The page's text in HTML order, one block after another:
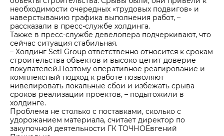
необходимости очередных «трудовых подвигов» и
наверстыванию графика выполнения работ, –
рассказали в пресс-службе холдинга.
Также в пресс-службе девелопера подчеркивают, что
сейчас ситуация стабильная.
– Холдинг Setl Group ответственно относится к срокам
строительства объектов и высоко ценит доверие
покупателей.Поэтому оперативное реагирование и
комплексный подход к работе позволяют
нивелировать локальные сбои и избежать срыва
сроков реализации проектов, – подытожили в
холдинге.
Проблема не столько с поставками, сколько с
удорожанием материала, считает директор по
закупочной деятельности ГК ТОЧНОЕвгений